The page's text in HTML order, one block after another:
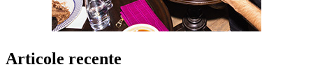
Articole recente